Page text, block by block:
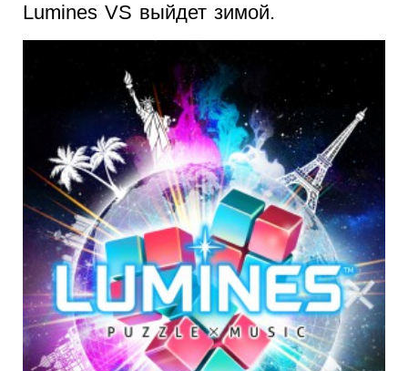
Lumines VS выйдет зимой.